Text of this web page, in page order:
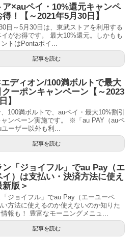
ア×auペイ・10%還元キャンペ
！【～2021年5月30日】
日～5月30日は、東武ストアを利用する
イがお得です。 最大10%還元。しかもも
トはPontaポイ...
記事を読む
ディオン/100満ボルトで最大
クーポンキャンペーン【～2023
】
100満ボルトで、auペイ・最大10%割引
ャンペーン実施です。 ※「au PAY（auペ
ーザー以外も利...
記事を読む
ン「ジョイフル」でau Pay（エ
イ）は支払い・決済方法に使え
版＞
ジョイフル」でau Pay（エーユーペ
方法に使えるのか使えないのか知りた
報も！ 豊富なモーニングメニュ...
記事を読む